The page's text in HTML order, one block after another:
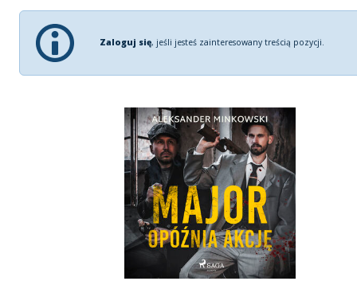
Zaloguj się, jeśli jesteś zainteresowany treścią pozycji.